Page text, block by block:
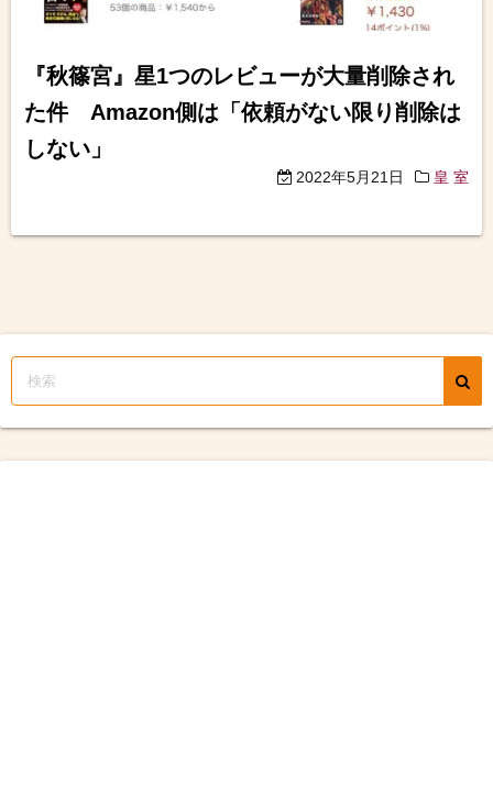
『秋篠宮』星1つのレビューが大量削除され
た件 Amazon側は「依頼がない限り削除は
しない」
2022年5月21日 皇 室